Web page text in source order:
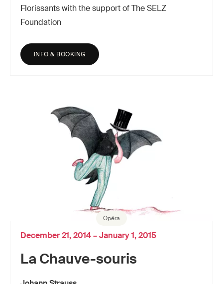
Florissants with the support of The SELZ
Foundation
INFO & BOOKING
Opéra
La Chauve-souris
December 21, 2014 – January 1, 2015